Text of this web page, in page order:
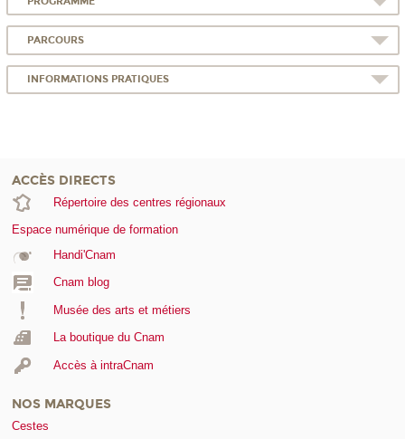
PARCOURS
INFORMATIONS PRATIQUES
ACCÈS DIRECTS
Répertoire des centres régionaux
Espace numérique de formation
Handi'Cnam
Cnam blog
Musée des arts et métiers
La boutique du Cnam
Accès à intraCnam
NOS MARQUES
Cestes